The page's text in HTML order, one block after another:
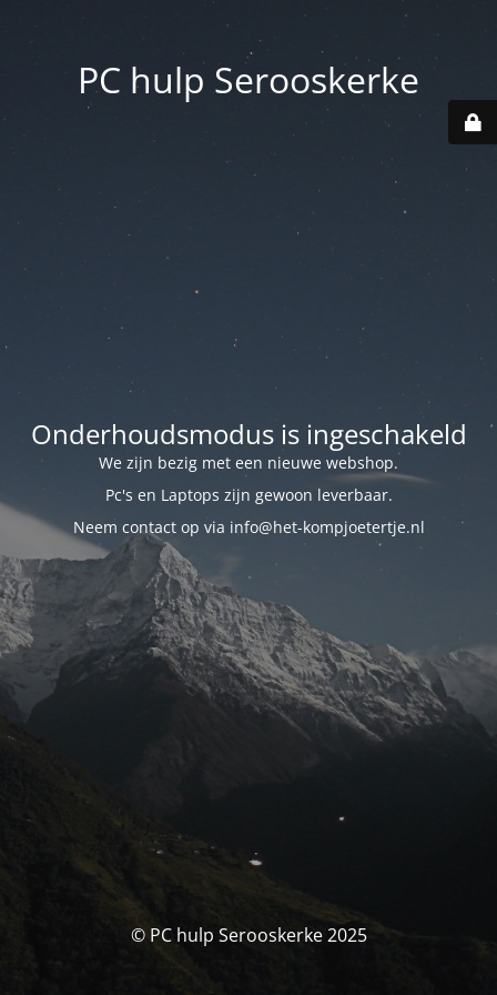
PC hulp Serooskerke
Onderhoudsmodus is ingeschakeld
We zijn bezig met een nieuwe webshop.
Pc's en Laptops zijn gewoon leverbaar.
Neem contact op via info@het-kompjoetertje.nl
© PC hulp Serooskerke 2025